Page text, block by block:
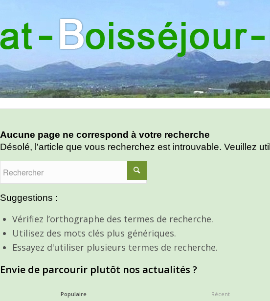
Aucune page ne correspond à votre recherche
Désolé, l'article que vous recherchez est introuvable. Veuillez
Suggestions :
Vérifiez l’orthographe des termes de recherche.
Utilisez des mots clés plus génériques.
Essayez d'utiliser plusieurs termes de recherche.
Envie de parcourir plutôt nos actualités ?
Populaire Récent